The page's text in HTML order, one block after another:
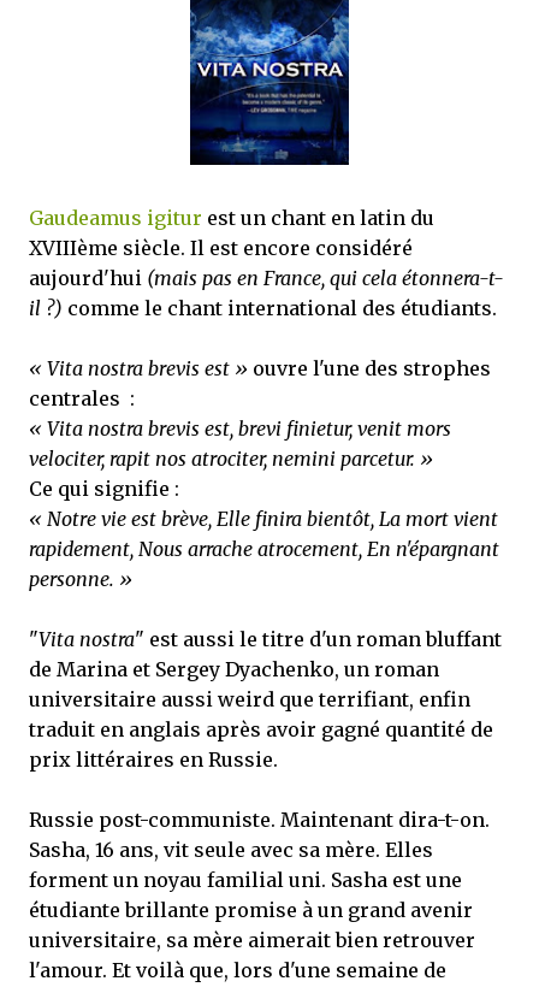
mettre sous tous les yeux. C'est cela...
Gaudeamus igitur est un chant en latin du
XVIIIème siècle. Il est encore considéré
aujourd'hui (mais pas en France, qui cela étonnera-t-
il ?) comme le chant international des étudiants.
« Vita nostra brevis est » ouvre l'une des strophes
centrales :
« Vita nostra brevis est, brevi finietur, venit mors
velociter, rapit nos atrociter, nemini parcetur. »
Ce qui signifie :
« Notre vie est brève, Elle finira bientôt, La mort vient
rapidement, Nous arrache atrocement, En n'épargnant
personne. »
"Vita nostra" est aussi le titre d'un roman bluffant
de Marina et Sergey Dyachenko, un roman
universitaire aussi weird que terrifiant, enfin
traduit en anglais après avoir gagné quantité de
prix littéraires en Russie.
Russie post-communiste. Maintenant dira-t-on.
Sasha, 16 ans, vit seule avec sa mère. Elles
forment un noyau familial uni. Sasha est une
étudiante brillante promise à un grand avenir
universitaire, sa mère aimerait bien retrouver
l'amour. Et voilà que, lors d'une semaine de